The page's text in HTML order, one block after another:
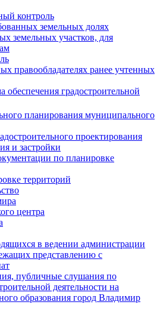
контроль
земельных долях
земельных участков, для
правообладателях ранее учтенных
градостроительной
планирования муниципального
проектирования
и застройки
по планировке
территорий
центра
в ведении администрации
представлению с
публичные слушания по
деятельности на
образования город Владимир